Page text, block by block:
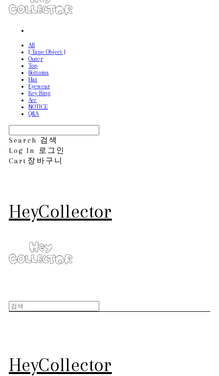
All
[ Tape Object ]
Outer
Top
Bottoms
Hat
Eyewear
Key Ring
Acc
NOTICE
Q&A
Search 검색
Log In
로그인
Cart 장바구니
HeyCollector
HeyCollector